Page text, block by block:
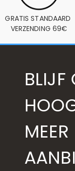
GRATIS STANDAARD
VERZENDING 69€
BLIJF
MEER